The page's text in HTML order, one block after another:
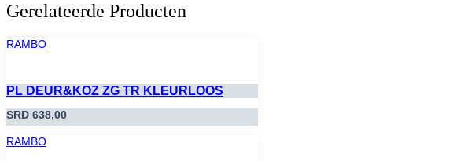
Gerelateerde Producten
RAMBO
PL DEUR&KOZ ZG TR KLEURLOOS
SRD 638,00
RAMBO